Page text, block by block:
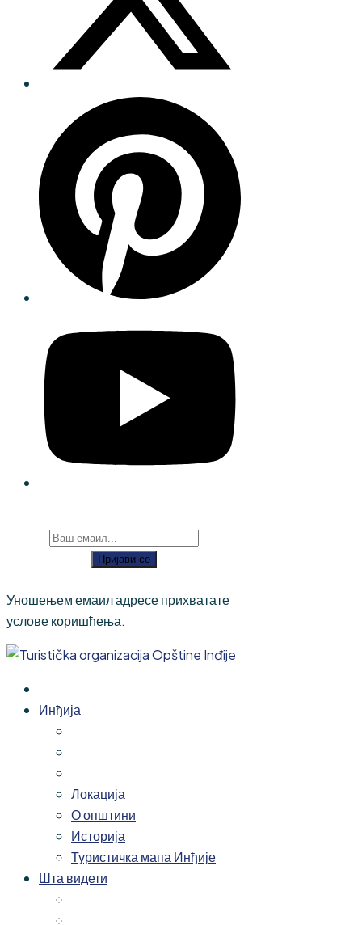
Пријави се
Уношењем емаил адресе прихватате
услове коришћења.
Инђија
Локација
О општини
Историја
Туристичка мапа Инђије
Шта видети